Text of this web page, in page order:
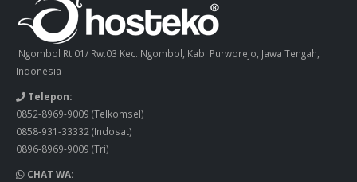
Ngombol Rt.01/ Rw.03 Kec. Ngombol, Kab. Purworejo, Jawa Tengah,
Indonesia
Telepon:
0852-8969-9009 (Telkomsel)
0858-931-33332 (Indosat)
0896-8969-9009 (Tri)
CHAT WA: